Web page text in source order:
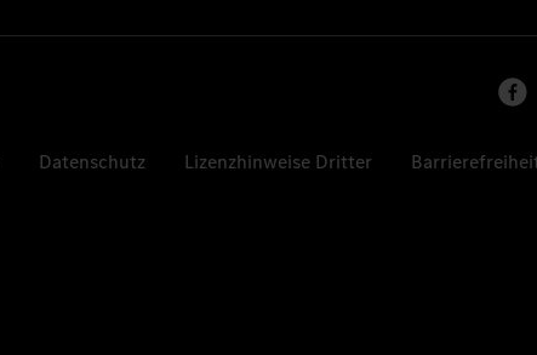
Datenschutz Lizenzhinweise Dritter